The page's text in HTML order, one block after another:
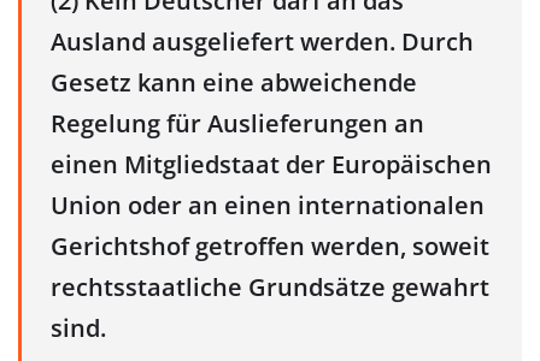
Ausland ausgeliefert werden. Durch
Gesetz kann eine abweichende
Regelung für Auslieferungen an
einen Mitgliedstaat der Europäischen
Union oder an einen internationalen
Gerichtshof getroffen werden, soweit
rechtsstaatliche Grundsätze gewahrt
sind.